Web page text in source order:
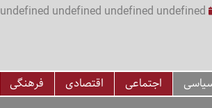
undefined undefined undefined undefined | ساعت undefined:undefined
اجتماعی اقتصادی فرهنگی